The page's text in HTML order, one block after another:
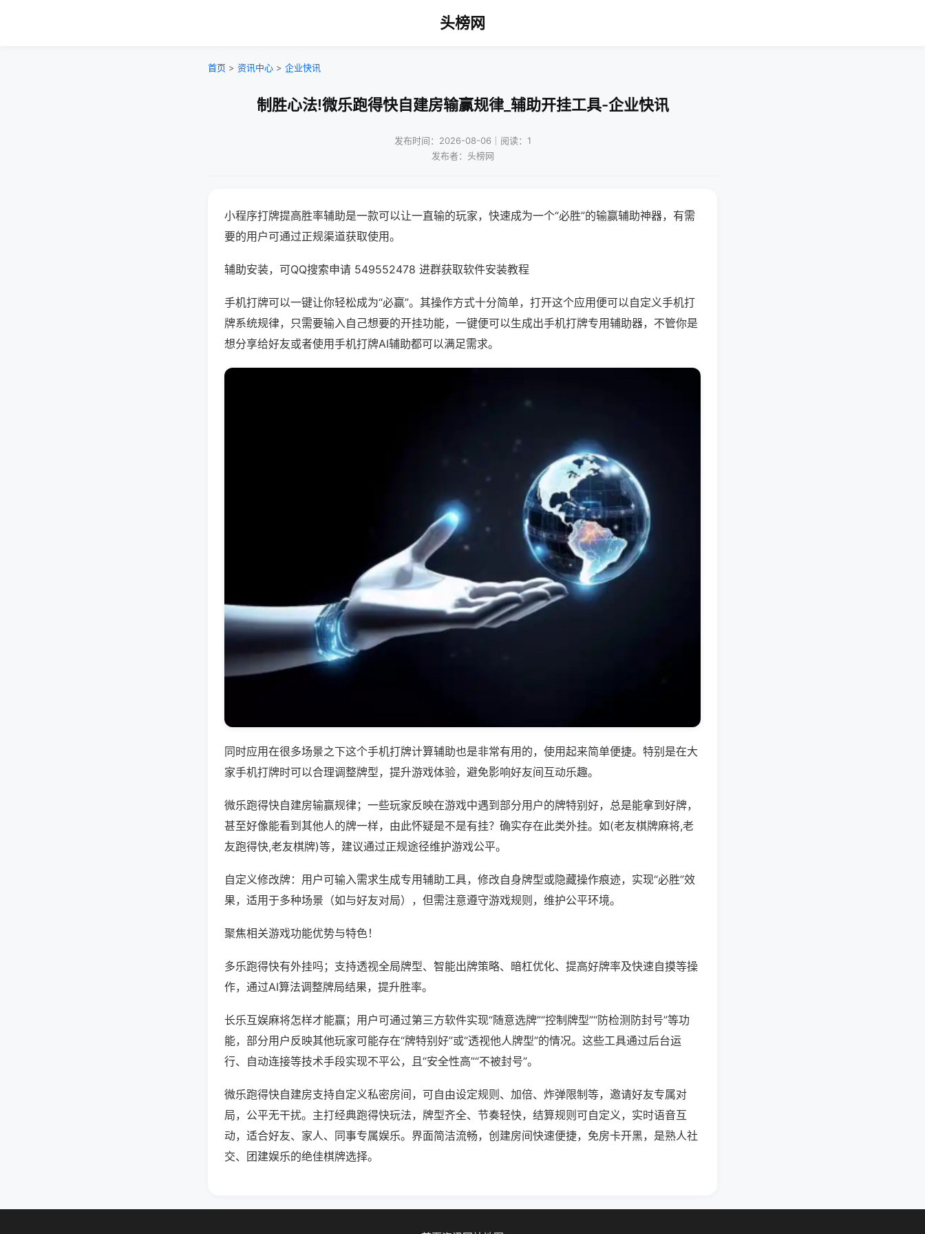
头榜网
首页 > 资讯中心 > 企业快讯
制胜心法!微乐跑得快自建房输赢规律_辅助开挂工具-企业快讯
发布时间：2026-08-06｜阅读：1
发布者：头榜网
小程序打牌提高胜率辅助是一款可以让一直输的玩家，快速成为一个“必胜”的输赢辅助神器，有需
要的用户可通过正规渠道获取使用。
辅助安装，可QQ搜索申请 549552478 进群获取软件安装教程
手机打牌可以一键让你轻松成为“必赢”。其操作方式十分简单，打开这个应用便可以自定义手机打
牌系统规律，只需要输入自己想要的开挂功能，一键便可以生成出手机打牌专用辅助器，不管你是
想分享给好友或者使用手机打牌AI辅助都可以满足需求。
同时应用在很多场景之下这个手机打牌计算辅助也是非常有用的，使用起来简单便捷。特别是在大
家手机打牌时可以合理调整牌型，提升游戏体验，避免影响好友间互动乐趣。
微乐跑得快自建房输赢规律；一些玩家反映在游戏中遇到部分用户的牌特别好，总是能拿到好牌，
甚至好像能看到其他人的牌一样，由此怀疑是不是有挂？确实存在此类外挂。如(老友棋牌麻将,老
友跑得快,老友棋牌)等，建议通过正规途径维护游戏公平。
自定义修改牌：用户可输入需求生成专用辅助工具，修改自身牌型或隐藏操作痕迹，实现“必胜”效
果，适用于多种场景（如与好友对局），但需注意遵守游戏规则，维护公平环境。
聚焦相关游戏功能优势与特色！
多乐跑得快有外挂吗；支持透视全局牌型、智能出牌策略、暗杠优化、提高好牌率及快速自摸等操
作，通过AI算法调整牌局结果，提升胜率。
长乐互娱麻将怎样才能赢；用户可通过第三方软件实现“随意选牌”“控制牌型”“防检测防封号”等功
能，部分用户反映其他玩家可能存在“牌特别好”或“透视他人牌型”的情况。这些工具通过后台运
行、自动连接等技术手段实现不平公，且“安全性高”“不被封号”。
微乐跑得快自建房支持自定义私密房间，可自由设定规则、加倍、炸弹限制等，邀请好友专属对
局，公平无干扰。主打经典跑得快玩法，牌型齐全、节奏轻快，结算规则可自定义，实时语音互
动，适合好友、家人、同事专属娱乐。界面简洁流畅，创建房间快速便捷，免房卡开黑，是熟人社
交、团建娱乐的绝佳棋牌选择。